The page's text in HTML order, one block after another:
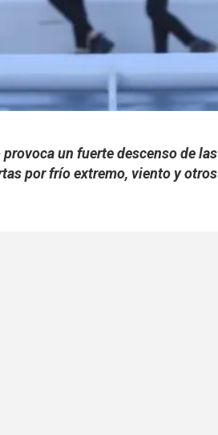
un fuerte descenso de las
por frío extremo, viento y otros